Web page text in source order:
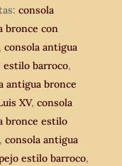
consola
bronce con
,consola antigua
estilo barroco,
antigua bronce
XV,consola
bronce estilo
,consola antigua
estilo barroco,